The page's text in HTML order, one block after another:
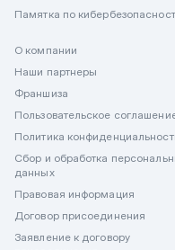
Памятка по
О компании
Наши партнеры
Франшиза
Пользовательское
Политика
Сбор и обработка
данных
Правовая информация
Договор присоединения
Заявление к договору